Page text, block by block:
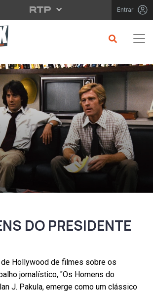
principal Entrar
DO PRESIDENTE
de Hollywood de filmes sobre os
jornalístico, "Os Homens do
J. Pakula, emerge como um clássico